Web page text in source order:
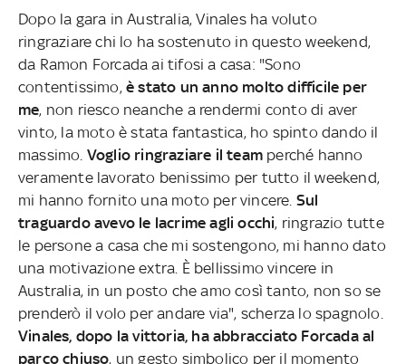
Dopo la gara in Australia, Vinales ha voluto
ringraziare chi lo ha sostenuto in questo weekend,
da Ramon Forcada ai tifosi a casa: "Sono
contentissimo, è stato un anno molto difficile per
me, non riesco neanche a rendermi conto di aver
vinto, la moto è stata fantastica, ho spinto dando il
massimo. Voglio ringraziare il team perché hanno
veramente lavorato benissimo per tutto il weekend,
mi hanno fornito una moto per vincere. Sul
traguardo avevo le lacrime agli occhi, ringrazio tutte
le persone a casa che mi sostengono, mi hanno dato
una motivazione extra. È bellissimo vincere in
Australia, in un posto che amo così tanto, non so se
prenderò il volo per andare via", scherza lo spagnolo.
Vinales, dopo la vittoria, ha abbracciato Forcada al
parco chiuso, un gesto simbolico per il momento